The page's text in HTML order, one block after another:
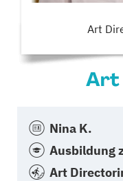
Art
Art
Nina K.
Ausbildung
Art